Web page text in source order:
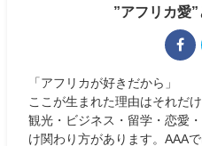
”アフリカ愛
「アフリカが好きだから」
ここが生まれた理由はそれだけ
観光・ビジネス・留学・恋愛
け関わり方があります。AAA